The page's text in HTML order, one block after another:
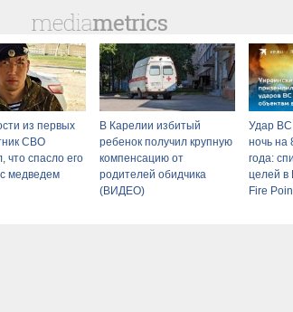
из первых
СВО
что спасло его
с медведем
В Карелии избитый
ребенок получил крупную
компенсацию от
родителей обидчика
(ВИДЕО)
Удар ВС
ночь на
года:
целей в
Fire